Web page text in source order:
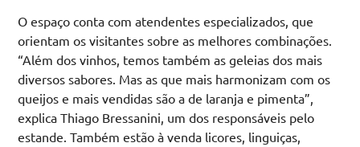
O espaço conta com atendentes especializados, que
orientam os visitantes sobre as melhores combinações.
“Além dos vinhos, temos também as geleias dos mais
diversos sabores. Mas as que mais harmonizam com os
queijos e mais vendidas são a de laranja e pimenta”,
explica Thiago Bressanini, um dos responsáveis pelo
estande. Também estão à venda licores, linguiças,